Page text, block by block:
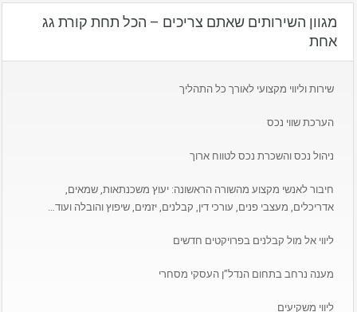
מגוון השירותים שאתם צריכים – הכל תחת קורת גג
אחת
שירות וליווי מקצועי לאורך כל התהליך
הערכת שווי נכס
ניהול נכס והשכרת נכס לטווח ארוך
חיבור לאנשי מקצוע מהשורה הראשונה: יעוץ משכנתאות, שמאים,
אדריכלים, מעצבי פנים, עורכי דין, קבלנים, יזמים, שיפוץ והובלה ועוד…
ליווי אל מול קבלנים בפרויקטים חדשים
מענה נרחב בתחום הנדל”ן העסקי מסחרי
ליווי משקיעים